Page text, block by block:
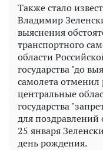
Также стало
Владимир
выяснения
транспортного
области
государства "до
самолета отменил
центральные
государства
для поздравлений
25 января
день рождения.